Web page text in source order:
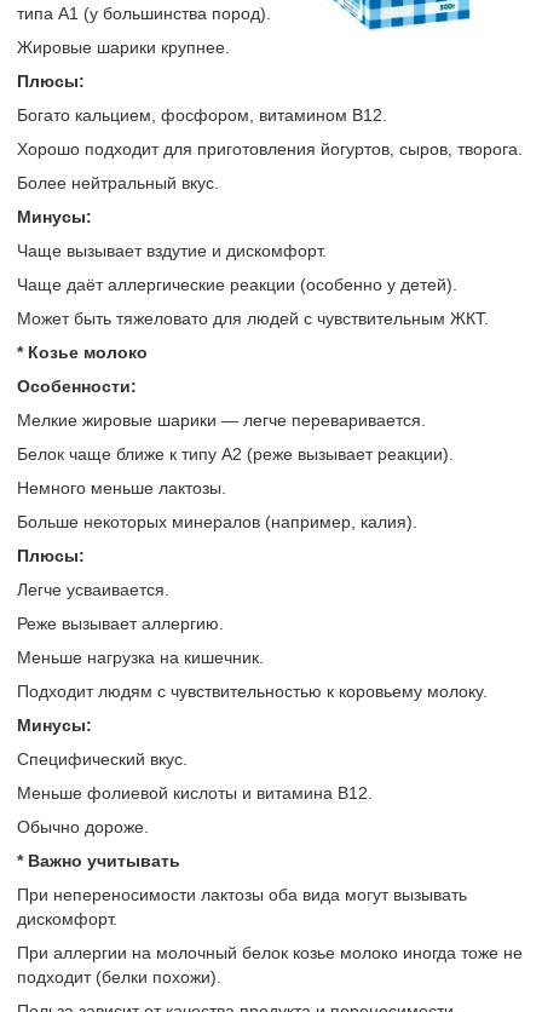
типа A1 (у большинства пород).
Жировые шарики крупнее.
Плюсы:
Богато кальцием, фосфором, витамином B12.
Хорошо подходит для приготовления йогуртов, сыров, творога.
Более нейтральный вкус.
Минусы:
Чаще вызывает вздутие и дискомфорт.
Чаще даёт аллергические реакции (особенно у детей).
Может быть тяжеловато для людей с чувствительным ЖКТ.
* Козье молоко
Особенности:
Мелкие жировые шарики — легче переваривается.
Белок чаще ближе к типу A2 (реже вызывает реакции).
Немного меньше лактозы.
Больше некоторых минералов (например, калия).
Плюсы:
Легче усваивается.
Реже вызывает аллергию.
Меньше нагрузка на кишечник.
Подходит людям с чувствительностью к коровьему молоку.
Минусы:
Специфический вкус.
Меньше фолиевой кислоты и витамина B12.
Обычно дороже.
* Важно учитывать
При непереносимости лактозы оба вида могут вызывать
дискомфорт.
При аллергии на молочный белок козье молоко иногда тоже не
подходит (белки похожи).